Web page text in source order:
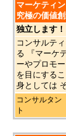
マーケティ
究極の価値
独立します！
コンサルテ
る 『マーケ
ーやプロモ
を目にする
身としては
コンサルタン
ト